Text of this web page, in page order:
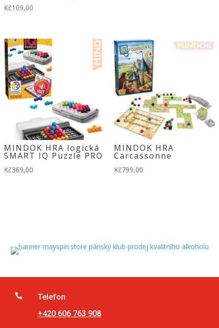
Kč109,00
MINDOK HRA logická
SMART IQ Puzzle PRO
Kč369,00
MINDOK HRA
Carcassonne
Kč799,00

Telefon
+420 606 763 908